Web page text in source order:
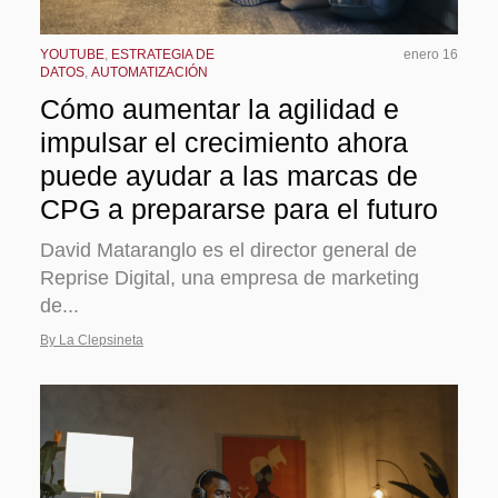
YOUTUBE ESTRATEGIA DE
DATOS AUTOMATIZACIÓN
enero 16
Cómo aumentar la agilidad e
impulsar el crecimiento ahora
puede ayudar a las marcas de
CPG a prepararse para el futuro
David Mataranglo es el director general de
Reprise Digital, una empresa de marketing
de...
By La Clepsineta